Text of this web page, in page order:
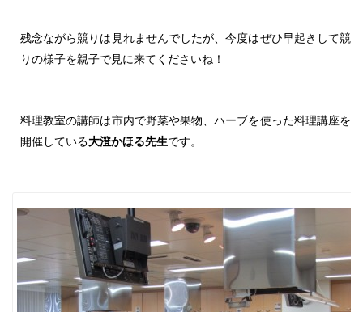
残念ながら競りは見れませんでしたが、今度はぜひ早起きして競
りの様子を親子で見に来てくださいね！
料理教室の講師は市内で野菜や果物、ハーブを使った料理講座を
開催している大澄かほる先生です。